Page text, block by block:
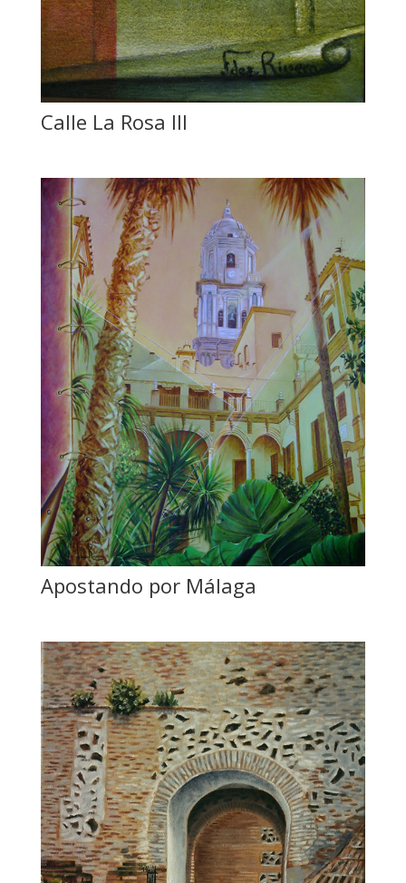
Calle La Rosa III
Apostando por Málaga